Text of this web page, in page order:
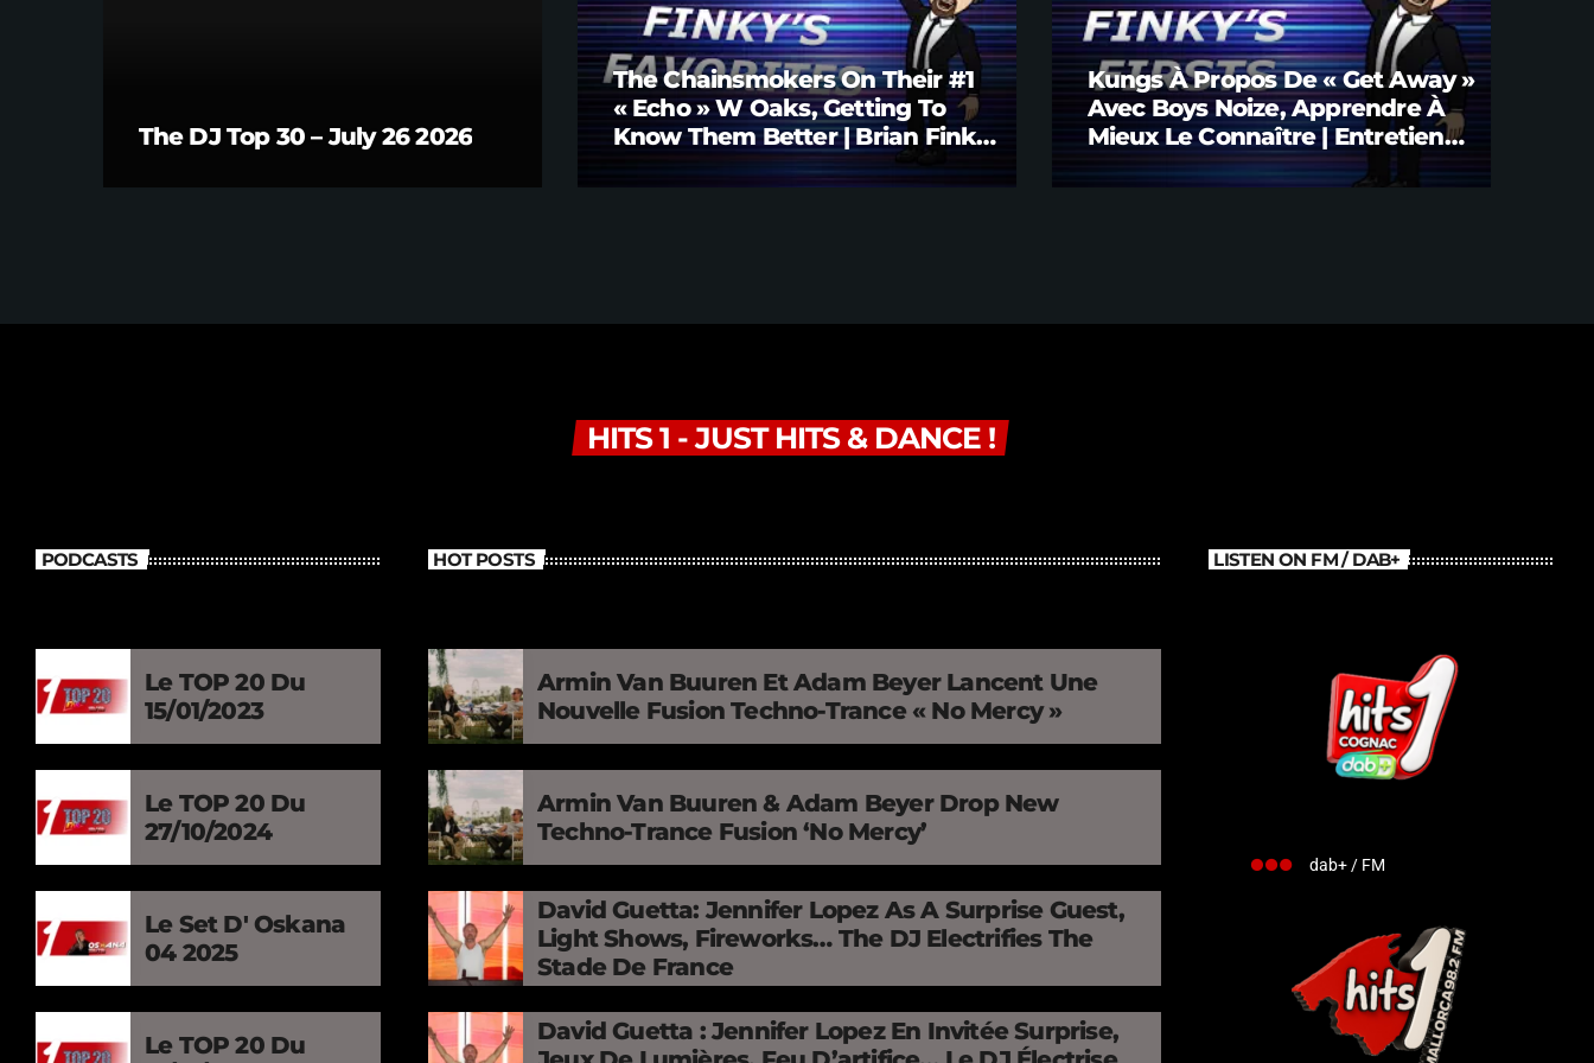
The DJ Top 30 – July 26 2026
The Chainsmokers On Their #1
« Echo » W Oaks, Getting To
Know Them Better | Brian Fink
Kungs À Propos De « Get Away »
Avec Boys Noize, Apprendre À
Mieux Le Connaître | Entretien
Avec Brian FINK
HITS 1 - JUST HITS & DANCE !
PODCASTS
Le TOP 20 Du
15/01/2023
Le TOP 20 Du
27/10/2024
Le Set D' Oskana
04 2025
Le TOP 20 Du
HOT POSTS
Armin Van Buuren Et Adam Beyer Lancent Une
Nouvelle Fusion Techno-Trance « No Mercy »
Armin Van Buuren & Adam Beyer Drop New
Techno-Trance Fusion ‘No Mercy’
David Guetta: Jennifer Lopez As A Surprise Guest,
Light Shows, Fireworks… The DJ Electrifies The
Stade De France
David Guetta : Jennifer Lopez En Invitée Surprise,
LISTEN ON FM / DAB+
dab+ / FM